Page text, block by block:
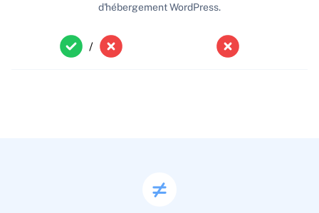
/
d'hébergement WordPress.